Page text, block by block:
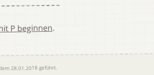
P beginnen.
28.01.2018 geführt.